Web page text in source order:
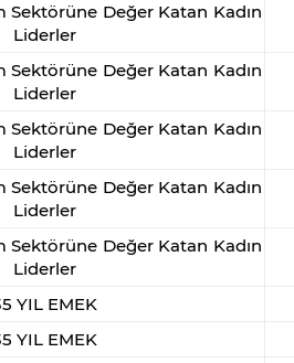
Sektörüne Değer Katan Kadın
Liderler
Sektörüne Değer Katan Kadın
Liderler
Sektörüne Değer Katan Kadın
Liderler
Sektörüne Değer Katan Kadın
Liderler
Sektörüne Değer Katan Kadın
Liderler
YIL EMEK
YIL EMEK